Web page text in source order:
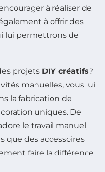
à réaliser de
à offrir des
lui permettrons de
projets DIY créatifs?
manuelles, vous lui
la fabrication de
uniques. De
le travail manuel,
que des accessoires
faire la différence